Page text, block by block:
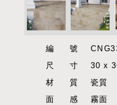
編號
尺寸30 x
材質瓷質
面感霧面